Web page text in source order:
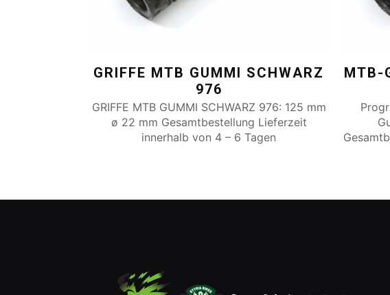
GRIFFE MTB GUMMI SCHWARZ
976
GRIFFE MTB GUMMI SCHWARZ 976: 125 mm
ø 22 mm Gesamtbestellung Lieferzeit
innerhalb von 4 – 6 Tagen
MTB-